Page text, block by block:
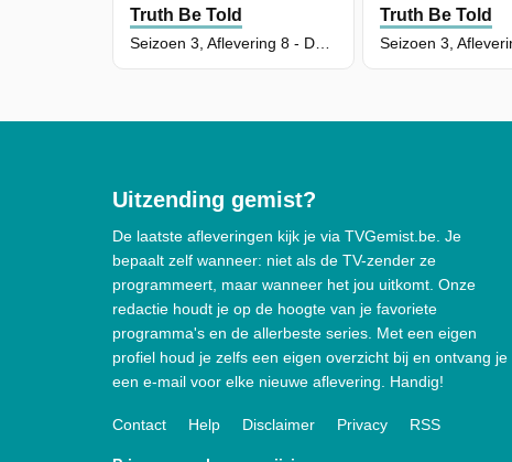
Truth Be Told Truth Be Told
Uitzending gemist?
De laatste afleveringen kijk je via TVGemist.be. Je
bepaalt zelf wanneer: niet als de TV-zender ze
programmeert, maar wanneer het jou uitkomt. Onze
redactie houdt je op de hoogte van je favoriete
programma's en de allerbeste series. Met een eigen
profiel houd je zelfs een eigen overzicht bij en ontvang je
een e-mail voor elke nieuwe aflevering. Handig!
Contact Help Disclaimer Privacy RSS